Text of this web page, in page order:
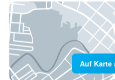
Auf Karte